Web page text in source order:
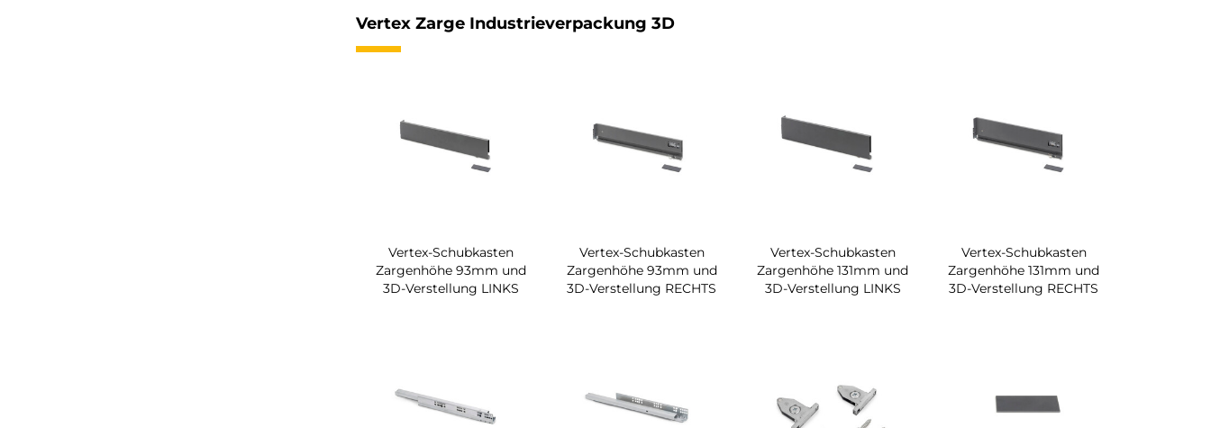
Vertex Zarge Industrieverpackung 3D
Vertex-Schubkasten
Zargenhöhe 93mm und
3D-Verstellung LINKS
Vertex-Schubkasten
Zargenhöhe 93mm und
3D-Verstellung RECHTS
Vertex-Schubkasten
Zargenhöhe 131mm und
3D-Verstellung LINKS
Vertex-Schubkasten
Zargenhöhe 131mm und
3D-Verstellung RECHTS